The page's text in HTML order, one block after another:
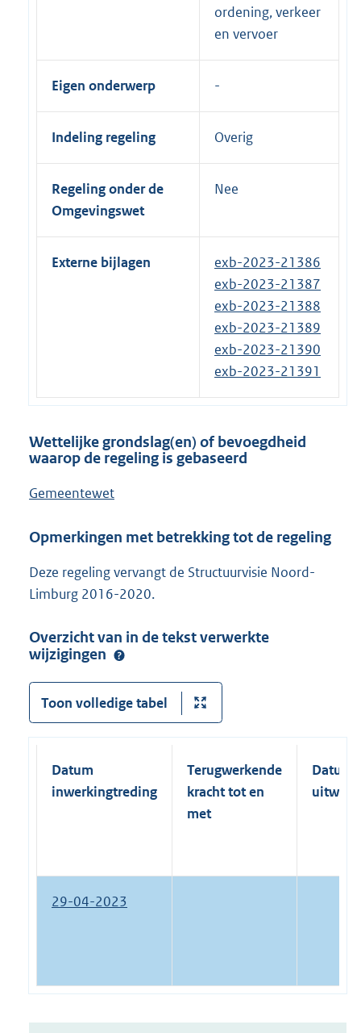
ordening, verkeer
en vervoer
Eigen onderwerp
Indeling regeling Overig
Regeling onder de
Omgevingswet
Nee
Externe bijlagen
exb-2023-21386
exb-2023-21387
exb-2023-21388
exb-2023-21389
exb-2023-21390
exb-2023-21391
Wettelijke grondslag(en) of bevoegdheid
waarop de regeling is gebaseerd
Gemeentewet
Opmerkingen met betrekking tot de regeling
Deze regeling vervangt de Structuurvisie Noord-
Limburg 2016-2020.
Overzicht van in de tekst verwerkte
wijzigingen
Toon volledige tabel
Datum
inwerkingtreding
Terugwerkende
kracht tot en
met
Datum
29-04-2023